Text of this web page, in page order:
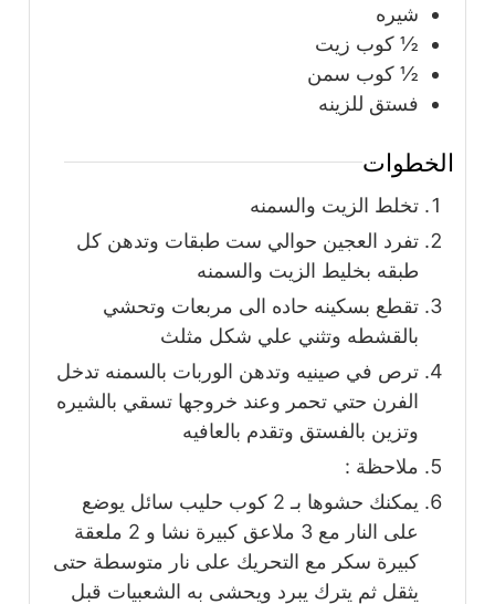
شيره
½ كوب زيت
½ كوب سمن
فستق للزينه
الخطوات
تخلط الزيت والسمنه
تفرد العجين حوالي ست طبقات وتدهن كل
طبقه بخليط الزيت والسمنه
تقطع بسكينه حاده الى مربعات وتحشي
بالقشطه وتثني علي شكل مثلث
ترص في صينيه وتدهن الوربات بالسمنه تدخل
الفرن حتي تحمر وعند خروجها تسقي بالشيره
وتزين بالفستق وتقدم بالعافيه
ملاحظة :
يمكنك حشوها بـ 2 كوب حليب سائل يوضع
على النار مع 3 ملاعق كبيرة نشا و 2 ملعقة
كبيرة سكر مع التحريك على نار متوسطة حتى
يثقل ثم يترك يبرد ويحشى به الشعبيات قبل